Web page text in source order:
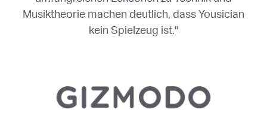
Musiktheorie machen deutlich, dass Yousician
kein Spielzeug ist."